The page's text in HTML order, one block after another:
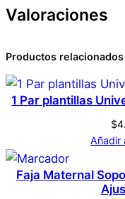
a
Dimensiones
Marca
Color
Valoraciones
0
Plantillas
S21
No hay valoraciones
registrados que
producto pueden
Productos relacionados
1 Par plantillas
$
Añadir
Faja Maternal